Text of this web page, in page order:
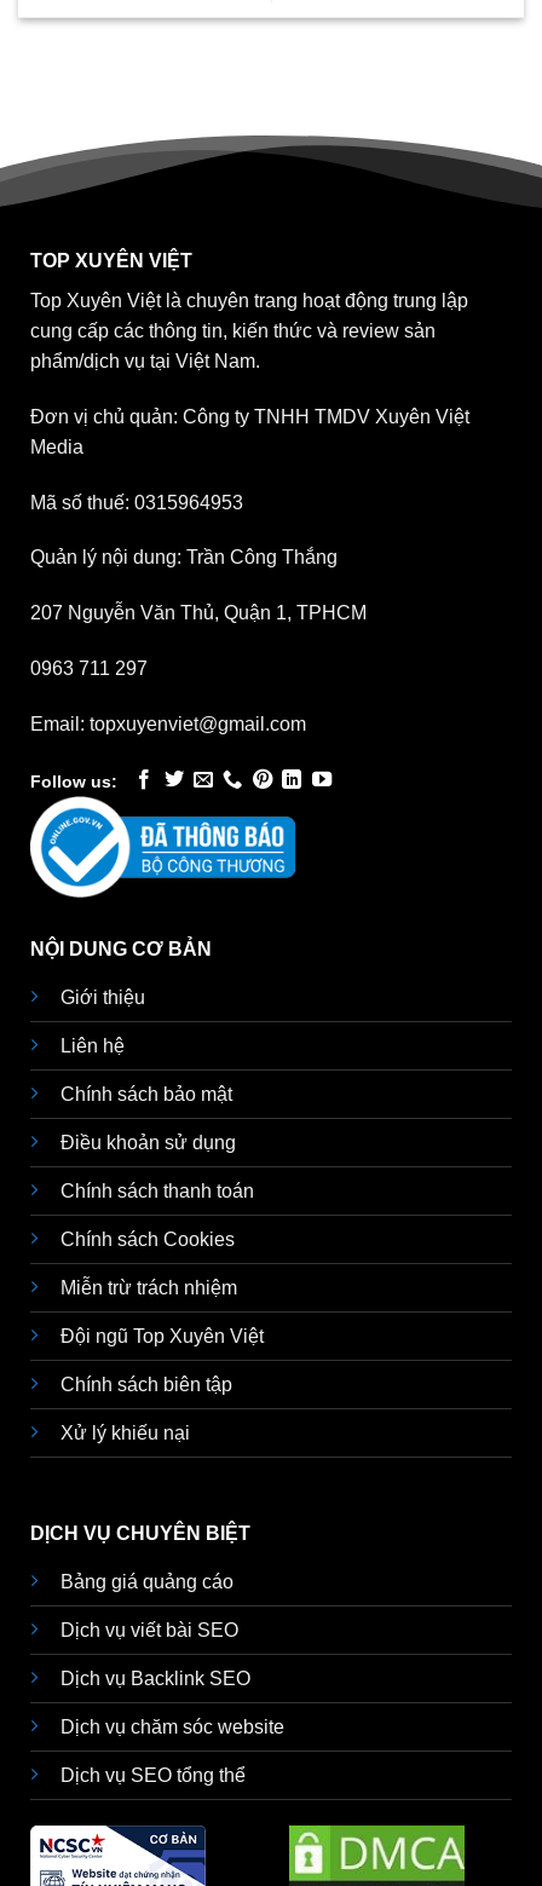
TOP XUYÊN VIỆT
Top Xuyên Việt là chuyên trang hoạt động trung lập
cung cấp các thông tin, kiến thức và review sản
phẩm/dịch vụ tại Việt Nam.
Đơn vị chủ quản: Công ty TNHH TMDV Xuyên Việt
Media
Mã số thuế: 0315964953
Quản lý nội dung: Trần Công Thắng
207 Nguyễn Văn Thủ, Quận 1, TPHCM
0963 711 297
Email: topxuyenviet@gmail.com
Follow us:
NỘI DUNG CƠ BẢN
Giới thiệu
Liên hệ
Chính sách bảo mật
Điều khoản sử dụng
Chính sách thanh toán
Chính sách Cookies
Miễn trừ trách nhiệm
Đội ngũ Top Xuyên Việt
Chính sách biên tập
Xử lý khiếu nại
DỊCH VỤ CHUYÊN BIỆT
Bảng giá quảng cáo
Dịch vụ viết bài SEO
Dịch vụ Backlink SEO
Dịch vụ chăm sóc website
Dịch vụ SEO tổng thể